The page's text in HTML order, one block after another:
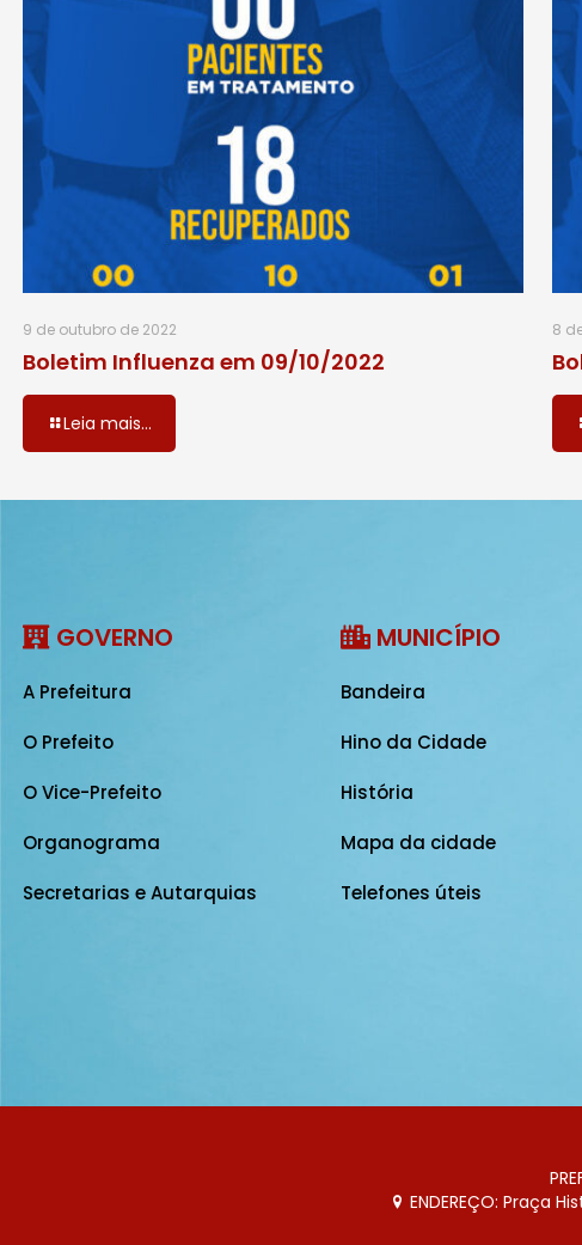
9 de outubro de 2022
Boletim Influenza em 09/10/2022
Leia mais...
8
GOVERNO
A Prefeitura
O Prefeito
O Vice-Prefeito
Organograma
Secretarias e Autarquias
MUNICÍPIO
Bandeira
Hino da Cidade
História
Mapa da cidade
Telefones úteis
ENDEREÇO: Praça